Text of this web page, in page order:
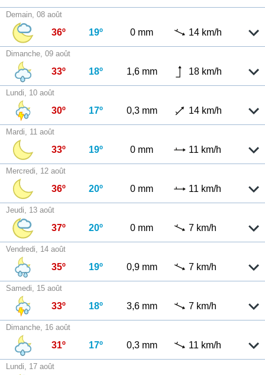
Demain, 08 août
36º 19º 0 mm 14 km/h
Dimanche, 09 août
33º 18º 1,6 mm 18 km/h
Lundi, 10 août
30º 17º 0,3 mm 14 km/h
Mardi, 11 août
33º 19º 0 mm 11 km/h
Mercredi, 12 août
36º 20º 0 mm 11 km/h
Jeudi, 13 août
37º 20º 0 mm 7 km/h
Vendredi, 14 août
35º 19º 0,9 mm 7 km/h
Samedi, 15 août
33º 18º 3,6 mm 7 km/h
Dimanche, 16 août
31º 17º 0,3 mm 11 km/h
Lundi, 17 août